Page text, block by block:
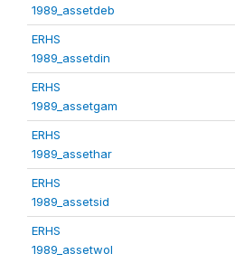
1989_assetdeb
ERHS
1989_assetdin
ERHS
1989_assetgam
ERHS
1989_assethar
ERHS
1989_assetsid
ERHS
1989_assetwol